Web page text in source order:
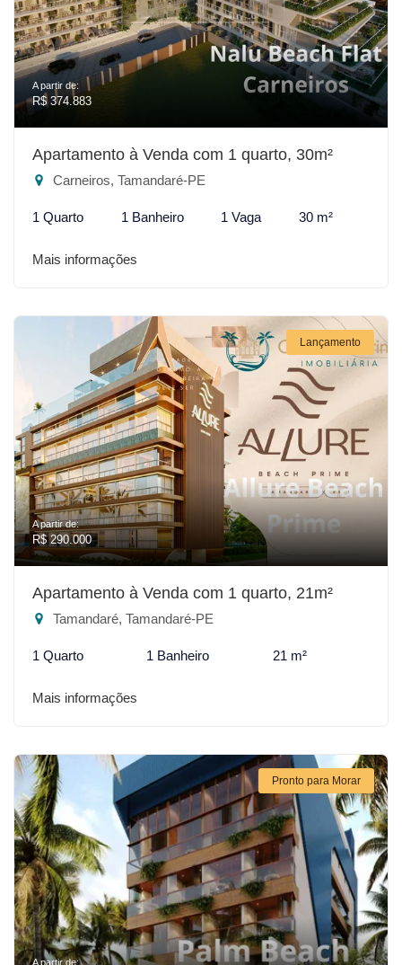
A partir de:
R$ 374.883
Apartamento à Venda com 1 quarto, 30m²
Carneiros, Tamandaré-PE
1 Quarto 1 Banheiro 1 Vaga 30 m²
Mais informações
Lançamento
A partir de:
R$ 290.000
Apartamento à Venda com 1 quarto, 21m²
Tamandaré, Tamandaré-PE
1 Quarto 1 Banheiro 21 m²
Mais informações
Pronto para Morar
A partir de: